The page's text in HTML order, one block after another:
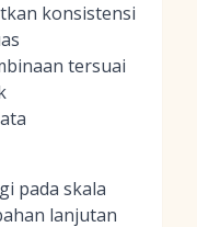
konsistensi
tersuai
pada skala
lanjutan